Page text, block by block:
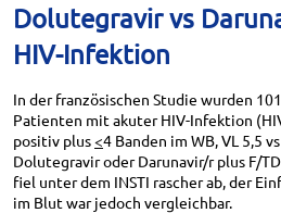
Dolutegravir vs
HIV-Infektion
In der französischen Studie wurden 101
Patienten mit akuter HIV-Infektion
positiv plus<4 Banden im WB, VL 5,5
Dolutegravir oder Darunavir/r plus F/
fiel unter dem INSTI rascher ab, der
im Blut war jedoch vergleichbar.